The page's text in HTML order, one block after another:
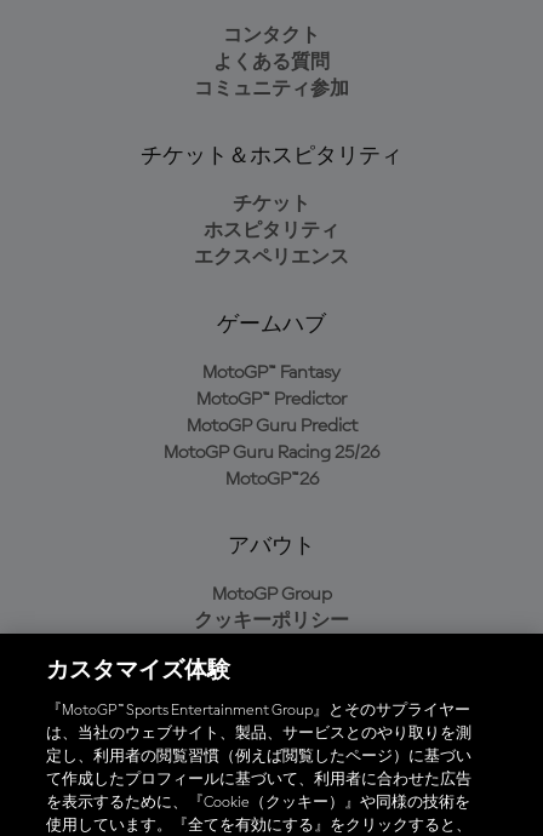
コンタクト
よくある質問
コミュニティ参加
チケット＆ホスピタリティ
チケット
ホスピタリティ
エクスペリエンス
ゲームハブ
MotoGP™ Fantasy
MotoGP™ Predictor
MotoGP Guru Predict
MotoGP Guru Racing 25/26
MotoGP™26
アバウト
MotoGP Group
クッキーポリシー
プライバシーポリシー
購入ポリシー
オフィシャルアプリ
カスタマイズ体験
『MotoGP™ Sports Entertainment Group』とそのサプライヤー
は、当社のウェブサイト、製品、サービスとのやり取りを測
定し、利用者の閲覧習慣（例えば閲覧したページ）に基づい
て作成したプロフィールに基づいて、利用者に合わせた広告
を表示するために、『Cookie（クッキー）』や同様の技術を
使用しています。『全てを有効にする』をクリックすると、